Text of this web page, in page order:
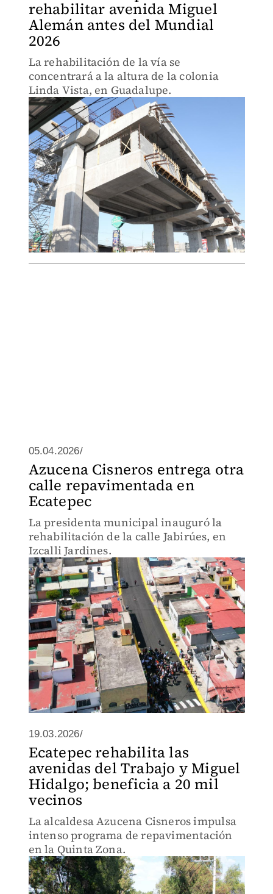
rehabilitar avenida Miguel
Alemán antes del Mundial
2026
La rehabilitación de la vía se
concentrará a la altura de la colonia
Linda Vista, en Guadalupe.
05.04.2026/
Azucena Cisneros entrega otra
calle repavimentada en
Ecatepec
La presidenta municipal inauguró la
rehabilitación de la calle Jabirúes, en
Izcalli Jardines.
19.03.2026/
Ecatepec rehabilita las
avenidas del Trabajo y Miguel
Hidalgo; beneficia a 20 mil
vecinos
La alcaldesa Azucena Cisneros impulsa
intenso programa de repavimentación
en la Quinta Zona.